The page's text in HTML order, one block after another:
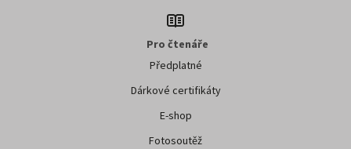
Pro čtenáře
Předplatné
Dárkové certifikáty
E-shop
Fotosoutěž